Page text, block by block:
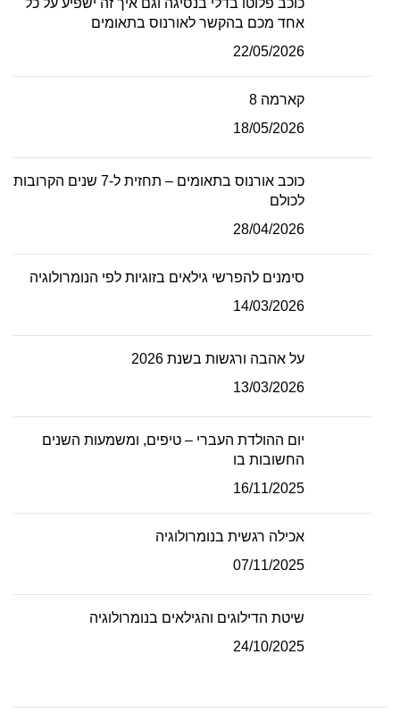
כוכב פלוטו בדלי בנסיגה וגם איך זה ישפיע על כל
אחד מכם בהקשר לאורנוס בתאומים
22/05/2026
קארמה 8
18/05/2026
כוכב אורנוס בתאומים – תחזית ל-7 שנים הקרובות
לכולם
28/04/2026
סימנים להפרשי גילאים בזוגיות לפי הנומרולוגיה
14/03/2026
על אהבה ורגשות בשנת 2026
13/03/2026
יום ההולדת העברי – טיפים, ומשמעות השנים
החשובות בו
16/11/2025
אכילה רגשית בנומרולוגיה
07/11/2025
שיטת הדילוגים והגילאים בנומרולוגיה
24/10/2025